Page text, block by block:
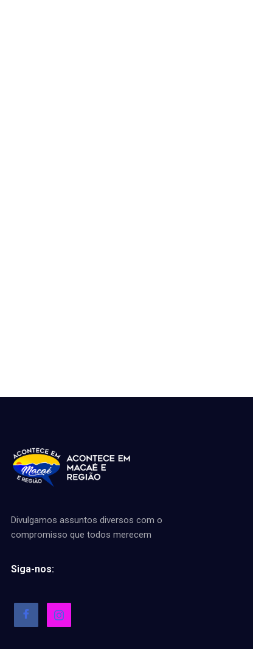
Divulgamos assuntos diversos com o
compromisso que todos merecem
Siga-nos: